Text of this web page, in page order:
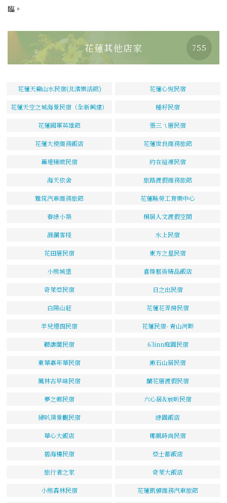
臨。
花蓮其他店家 755
花蓮天籟山水民宿(北濱樂活館) 花蓮心悅民宿
花蓮天空之城海景民宿（全新興建） 種籽民宿
花蓮國軍英雄館 張三ㄟ厝民宿
花蓮大使商務飯店 花蓮世良商務旅館
麗堤精緻民宿 約在這裡民宿
海天依舍 旅路渡假商務旅館
雅筑汽車商務旅館 花蓮縣勞工育樂中心
春綠小築 桐居人文渡假空間
洄瀾客棧 水上民宿
花田厝民宿 東方之星民宿
小熊城堡 喜臻藝術精品飯店
奇萊亞民宿 日之出民宿
白陽山莊 花蓮花弄房民宿
羊兒煙囪民宿 花蓮民宿- 青山河畔
聽濤閣民宿 63inn庭園民宿
東華嘉年華民宿 漱石山居民宿
鳳林古早味民宿 蘭花厝渡假民宿
夢之鄉民宿 六心居&宸昕民宿
掃叭頂景觀民宿 綠園飯店
華心大飯店 椰風時尚民宿
碧海樓民宿 亞士都飯店
旅行者之家 奇萊大飯店
小熊森林民宿 花蓮凱頓商務汽車旅館